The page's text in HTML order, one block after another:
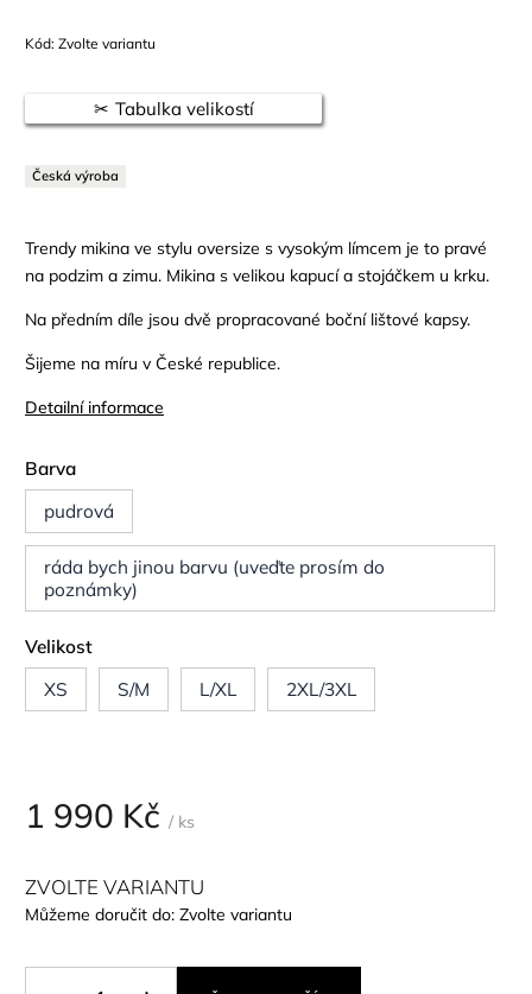
Kód: Zvolte variantu
Trendy mikina ve stylu oversize s vysokým límcem je to pravé
na podzim a zimu. Mikina s velikou kapucí a stojáčkem u krku.
Na předním díle jsou dvě propracované boční lištové kapsy.
Šijeme na míru v České republice.
Detailní informace
Tabulka velikostí
Česká výroba
Barva
pudrová
ráda bych jinou barvu (uveďte prosím do
poznámky)
Velikost
XS
S/M L/XL 2XL/3XL
1 990 Kč / ks
ZVOLTE VARIANTU
Můžeme doručit do: Zvolte variantu